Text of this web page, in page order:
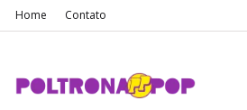
Home Contato